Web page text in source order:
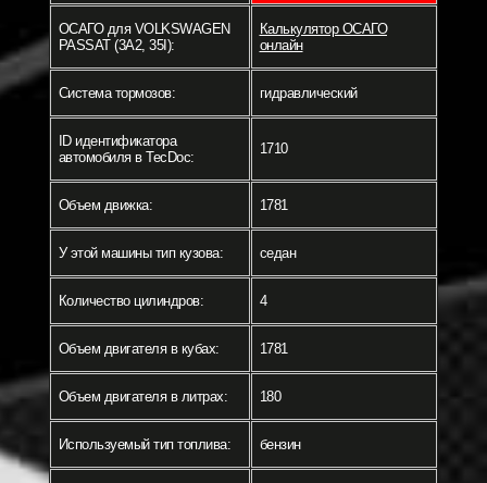
ОСАГО для VOLKSWAGEN
PASSAT (3A2, 35I):
Калькулятор ОСАГО
онлайн
Система тормозов: гидравлический
ID идентификатора
автомобиля в TecDoc:
1710
Объем движка: 1781
У этой машины тип кузова: седан
Количество цилиндров: 4
Объем двигателя в кубах: 1781
Объем двигателя в литрах: 180
Используемый тип топлива: бензин